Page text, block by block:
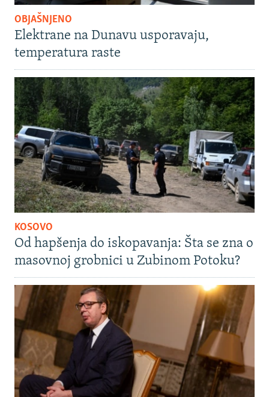
OBJAŠNJENO
Elektrane na Dunavu usporavaju,
temperatura raste
KOSOVO
Od hapšenja do iskopavanja: Šta se zna o
masovnoj grobnici u Zubinom Potoku?